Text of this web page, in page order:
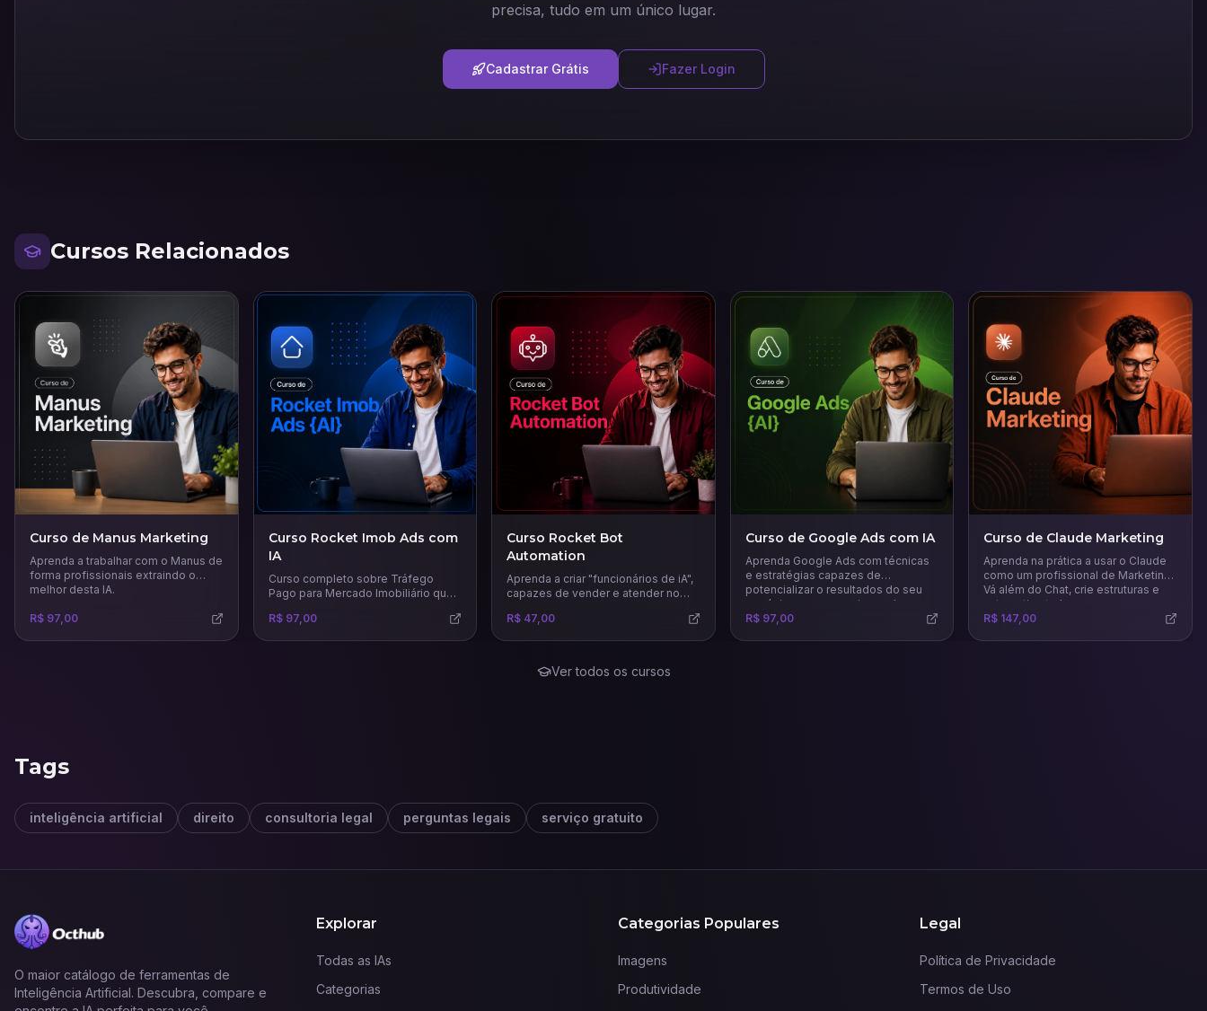
precisa, tudo em um único lugar.
Cadastrar Grátis Fazer Login
Cursos Relacionados
Curso de Manus Marketing
Aprenda a trabalhar com o Manus de
forma profissionais extraindo o
melhor desta IA.
R$ 97,00
Curso Rocket Imob Ads com
IA
Curso completo sobre Tráfego
Pago para Mercado Imobiliário que
certeiras para venda e aluguel de
R$ 97,00
Curso Rocket Bot
Automation
Aprenda a criar "funcionários de iA",
capazes de vender e atender no
dia com uma comunicação humana.
R$ 47,00
Curso de Google Ads com IA
Aprenda Google Ads com técnicas
e estratégias capazes de
potencializar o resultados do seu
negócio e a gerar mais vendas.
R$ 97,00
Curso de Claude Marketing
Aprenda na prática a usar o Claude
como um profissional de Marketing.
Vá além do Chat, crie estruturas e
automatize tudo.
R$ 147,00
Ver todos os cursos
Tags
inteligência artificial direito consultoria legal perguntas legais serviço gratuito
O maior catálogo de ferramentas de
Inteligência Artificial. Descubra, compare e
Explorar
Todas as IAs
Categorias
Categorias Populares
Imagens
Produtividade
Legal
Política de Privacidade
Termos de Uso